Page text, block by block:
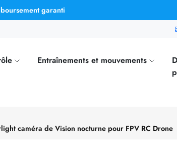
garanti
Entraînements et mouvements
caméra de Vision nocturne pour FPV RC Drone